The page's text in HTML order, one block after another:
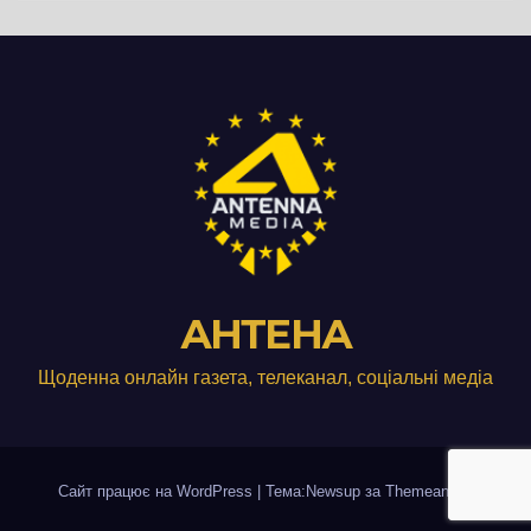
АНТЕНА
Щоденна онлайн газета, телеканал, соціальні медіа
Сайт працює на WordPress | Тема:Newsup за Themeansar